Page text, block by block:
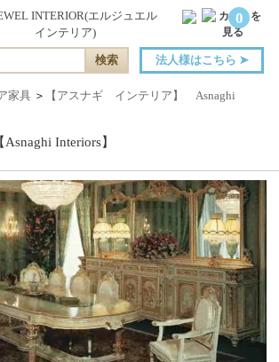
0
法人様はこちら ➤
家具 ＞
【アスナギ インテリア】 Asnaghi
Interiors】